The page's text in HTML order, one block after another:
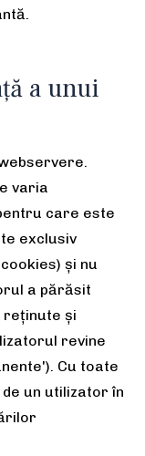
a unui
varia
care este
exclusiv
și nu
a părăsit
reținute și
revine
Cu toate
un utilizator în